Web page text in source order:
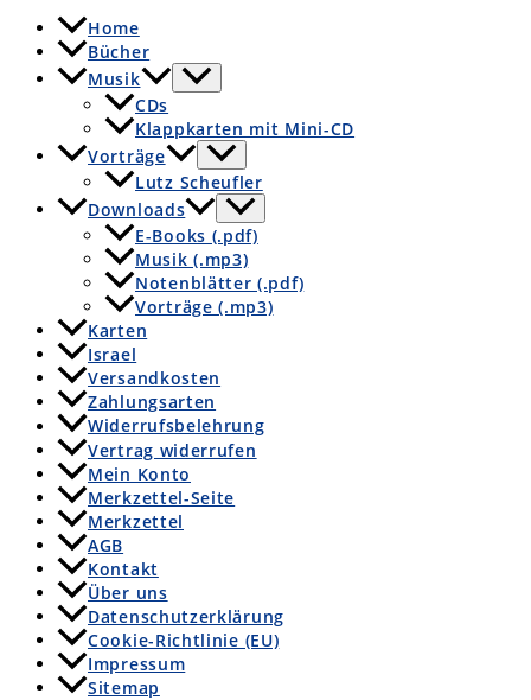
Home
Bücher
Musik
CDs
Klappkarten mit Mini-CD
Vorträge
Lutz Scheufler
Downloads
E-Books (.pdf)
Musik (.mp3)
Notenblätter (.pdf)
Vorträge (.mp3)
Karten
Israel
Versandkosten
Zahlungsarten
Widerrufsbelehrung
Vertrag widerrufen
Mein Konto
Merkzettel-Seite
Merkzettel
AGB
Kontakt
Über uns
Datenschutzerklärung
Cookie-Richtlinie (EU)
Impressum
Sitemap